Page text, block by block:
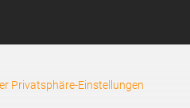
Privatsphäre-Einstellungen